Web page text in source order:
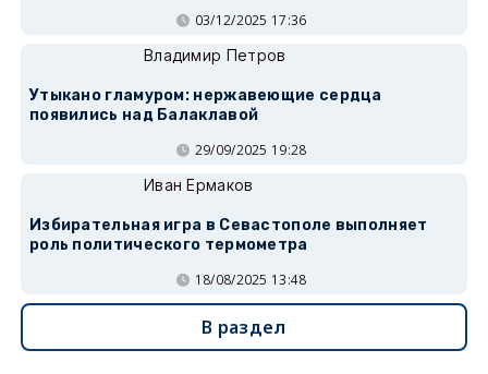
03/12/2025 17:36
Владимир Петров
Утыкано гламуром: нержавеющие сердца
появились над Балаклавой
29/09/2025 19:28
Иван Ермаков
Избирательная игра в Севастополе выполняет
роль политического термометра
18/08/2025 13:48
В раздел